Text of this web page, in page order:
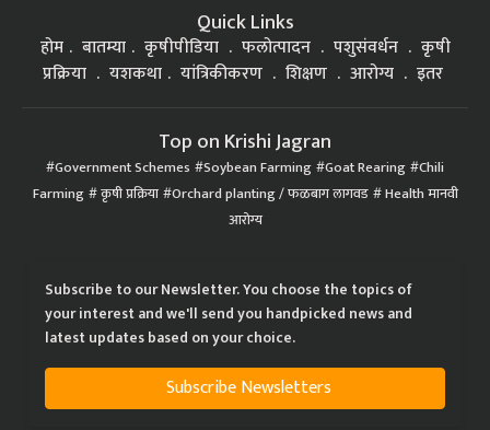
Quick Links
होम बातम्या कृषीपीडिया फलोत्पादन पशुसंवर्धन
कृषी
प्रक्रिया
यशकथा यांत्रिकीकरण शिक्षण आरोग्य इतर
Top on Krishi Jagran
Government Schemes Soybean Farming Goat Rearing Chili
Farming कृषी प्रक्रिया Orchard planting / फळबाग लागवड Health मानवी
आरोग्य
Subscribe to our Newsletter. You choose the topics of
your interest and we'll send you handpicked news and
latest updates based on your choice.
Subscribe Newsletters